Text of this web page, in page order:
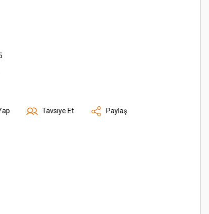
Tavsiye Et Paylaş